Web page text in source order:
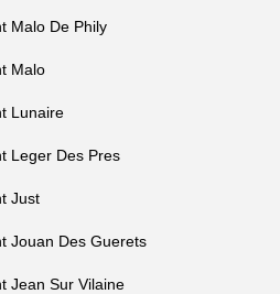
Malo De Phily
Malo
Lunaire
Leger Des Pres
Just
Jouan Des Guerets
Jean Sur Vilaine